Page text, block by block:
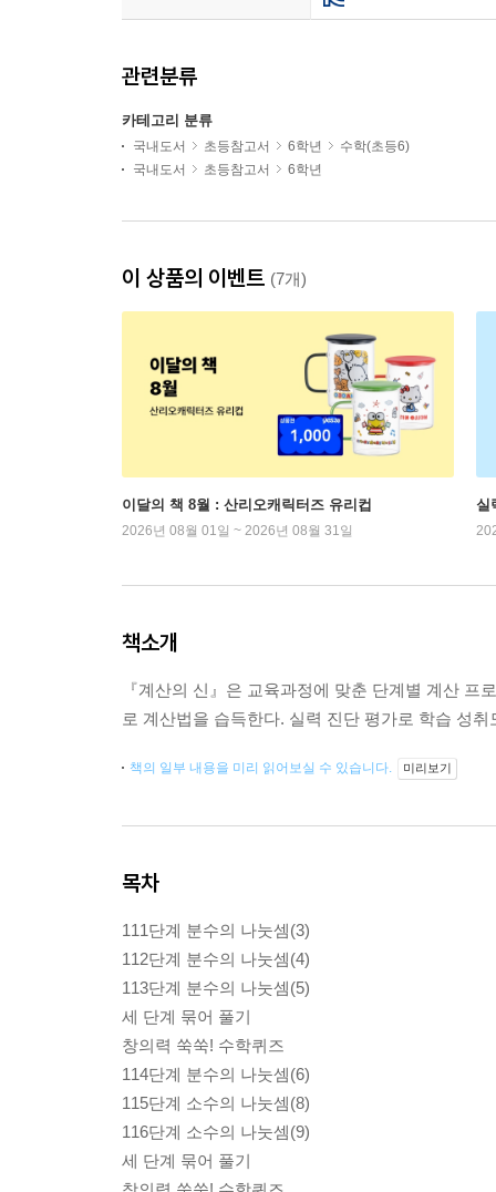
관련분류
카테고리 분류
국내도서 초등참고서 6학년
수학(초등6)
국내도서
초등참고서 6학년
이 상품의 이벤트 (7개)
이달의 책 8월 : 산리오캐릭터즈 유리컵
2026년 08월 01일 ~ 2026년 08월 31일
실
책소개
『계산의 신』은 교육과정에 맞춘 단계별 계산
로 계산법을 습득한다. 실력 진단 평가로 학습 성
책의 일부 내용을 미리 읽어보실 수 있습니다. 미리보기
목차
111단계 분수의 나눗셈(3)
112단계 분수의 나눗셈(4)
113단계 분수의 나눗셈(5)
세 단계 묶어 풀기
창의력 쑥쑥! 수학퀴즈
114단계 분수의 나눗셈(6)
115단계 소수의 나눗셈(8)
116단계 소수의 나눗셈(9)
세 단계 묶어 풀기